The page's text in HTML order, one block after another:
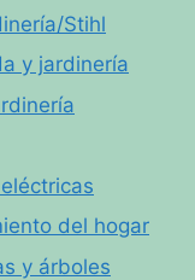
Stihl
y jardinería
del hogar
y árboles